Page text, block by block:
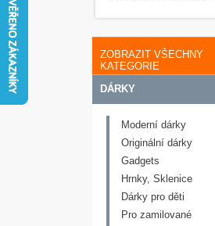
ZOBRAZIT VŠECHNY
KATEGORIE
DÁRKY
Moderní dárky
Originální dárky
Gadgets
Hrnky, Sklenice
Dárky pro děti
Pro zamilované